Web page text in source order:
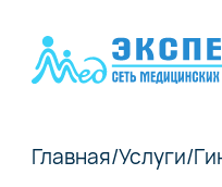
Главная/Услуги/